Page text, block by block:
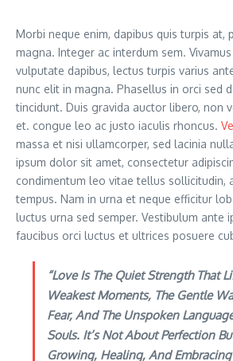
Morbi neque enim, dapibus quis turpis at,
magna. Integer ac interdum sem.
vulputate dapibus, lectus turpis varius
nunc elit in magna. Phasellus in orci sed
tincidunt. Duis gravida auctor libero, non
et. congue leo ac justo iaculis rhoncus.
massa et nisi ullamcorper, sed lacinia
ipsum dolor sit amet, consectetur
condimentum leo vitae tellus sollicitudin,
tempus. Nam in urna et neque efficitur
luctus urna sed semper. Vestibulum ante
faucibus orci luctus et ultrices posuere
“Love Is The Quiet Strength That
Weakest Moments, The Gentle
Fear, And The Unspoken
Souls. It’s Not About Perfection
Growing, Healing, And Embracing